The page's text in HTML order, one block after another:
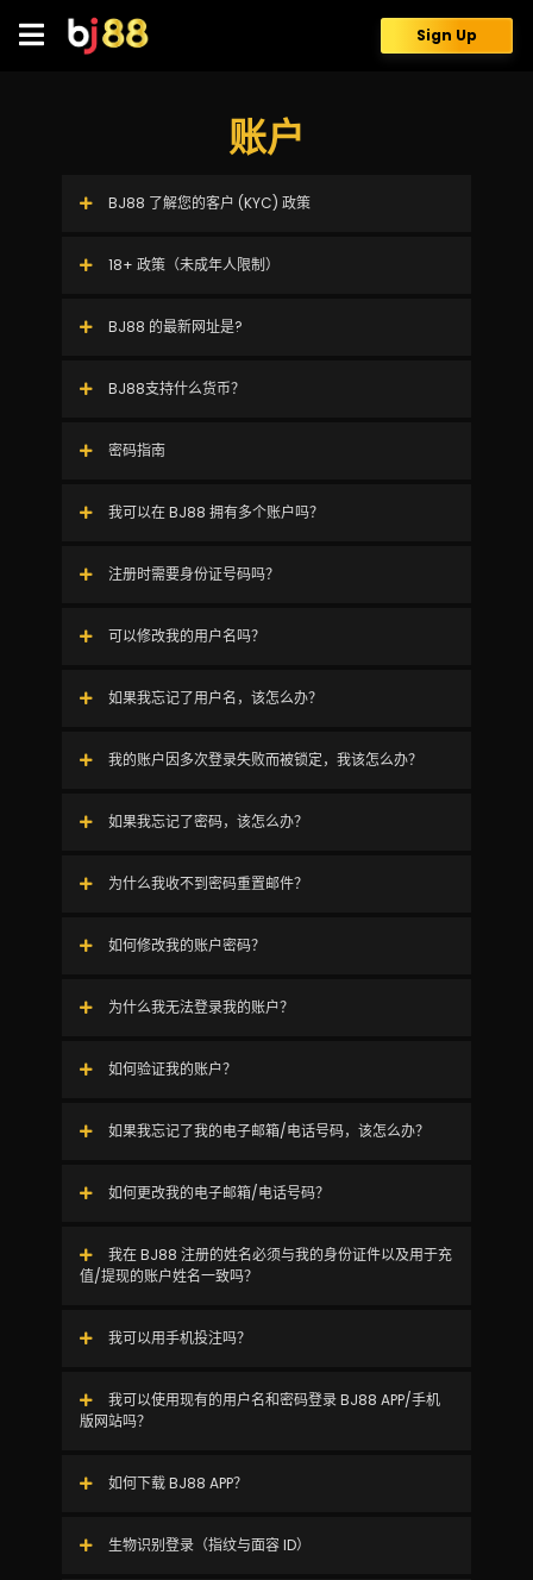
content
Sign Up
账户
BJ88 了解您的客户 (KYC) 政策
18+ 政策（未成年人限制）
BJ88 的最新网址是?
BJ88支持什么货币？
密码指南
我可以在 BJ88 拥有多个账户吗？
注册时需要身份证号码吗？
可以修改我的用户名吗？
如果我忘记了用户名，该怎么办？
我的账户因多次登录失败而被锁定，我该怎么办？
如果我忘记了密码，该怎么办？
为什么我收不到密码重置邮件？
如何修改我的账户密码？
为什么我无法登录我的账户？
如何验证我的账户？
如果我忘记了我的电子邮箱/电话号码，该怎么办？
如何更改我的电子邮箱/电话号码？
我在 BJ88 注册的姓名必须与我的身份证件以及用于充
值/提现的账户姓名一致吗？
我可以用手机投注吗？
我可以使用现有的用户名和密码登录 BJ88 APP/手机
版网站吗？
如何下载 BJ88 APP？
生物识别登录（指纹与面容 ID）